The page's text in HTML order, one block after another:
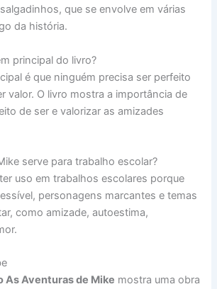
que se envolve em várias
da história.
principal do livro?
é que ninguém precisa ser perfeito
valor. O livro mostra a importância de
de ser e valorizar as amizades
serve para trabalho escolar?
uso em trabalhos escolares porque
personagens marcantes e temas
como amizade, autoestima,
As Aventuras de Mike mostra uma obra